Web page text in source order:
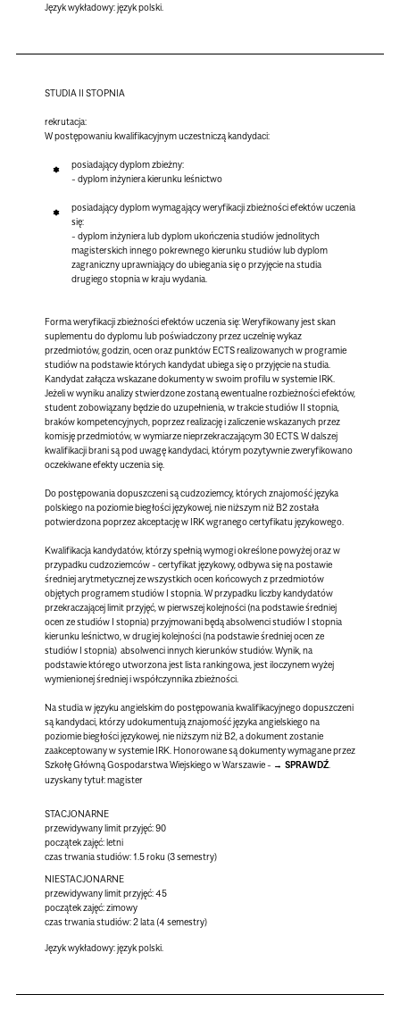
Język wykładowy:język polski.
STUDIA II STOPNIA
rekrutacja:
W postępowaniu kwalifikacyjnym uczestniczą kandydaci:
posiadający dyplom zbieżny:
- dyplom inżyniera kierunku leśnictwo
posiadający dyplom wymagający weryfikacji zbieżności efektów uczenia
się:
- dyplom inżyniera lub dyplom ukończenia studiów jednolitych
magisterskich innego pokrewnego kierunku studiów lub dyplom
zagraniczny uprawniający do ubiegania się o przyjęcie na studia
drugiego stopnia w kraju wydania.
Forma weryfikacji zbieżności efektów uczenia się:Weryfikowany jest skan
suplementu do dyplomu lub poświadczony przez uczelnię wykaz
przedmiotów, godzin, ocen oraz punktów ECTS realizowanych w programie
studiów na podstawie których kandydat ubiega się o przyjęcie na studia.
Kandydat załącza wskazane dokumenty w swoim profilu w systemie IRK.
Jeżeli w wyniku analizy stwierdzone zostaną ewentualne rozbieżności efektów,
student zobowiązany będzie do uzupełnienia, w trakcie studiów II stopnia,
braków kompetencyjnych, poprzez realizację i zaliczenie wskazanych przez
komisję przedmiotów, w wymiarze nieprzekraczającym 30 ECTS. W dalszej
kwalifikacji brani są pod uwagę kandydaci, którym pozytywnie zweryfikowano
oczekiwane efekty uczenia się.
Do postępowania dopuszczeni są cudzoziemcy, których znajomość języka
polskiego na poziomie biegłości językowej, nie niższym niż B2 została
potwierdzona poprzez akceptację w IRK wgranego certyfikatu językowego.
Kwalifikacja kandydatów, którzy spełnią wymogi określone powyżej oraz w
przypadku cudzoziemców - certyfikat językowy, odbywa się na postawie
średniej arytmetycznej ze wszystkich ocen końcowych z przedmiotów
objętych programem studiów I stopnia. W przypadku liczby kandydatów
przekraczającej limit przyjęć, w pierwszej kolejności (na podstawie średniej
ocen ze studiów I stopnia) przyjmowani będą absolwenci studiów I stopnia
kierunku leśnictwo, w drugiej kolejności (na podstawie średniej ocen ze
studiów I stopnia) absolwenci innych kierunków studiów. Wynik, na
podstawie którego utworzona jest lista rankingowa, jest iloczynem wyżej
wymienionej średniej i współczynnika zbieżności.
Na studia w języku angielskim do postępowania kwalifikacyjnego dopuszczeni
są kandydaci, którzy udokumentują znajomość języka angielskiego na
poziomie biegłości językowej, nie niższym niż B2, a dokument zostanie
zaakceptowany w systemie IRK. Honorowane są dokumenty wymagane przez
Szkołę Główną Gospodarstwa Wiejskiego w Warszawie -
SPRAWDŹ.
uzyskany tytuł: magister
STACJONARNE
przewidywany limit przyjęć: 90
początek zajęć: letni
czas trwania studiów: 1.5 roku (3 semestry)
NIESTACJONARNE
przewidywany limit przyjęć: 45
początek zajęć: zimowy
czas trwania studiów: 2 lata (4 semestry)
Język wykładowy:język polski.